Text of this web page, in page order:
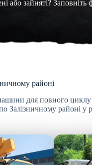
або зайняті?
районі
для повного циклу
по Залізничному